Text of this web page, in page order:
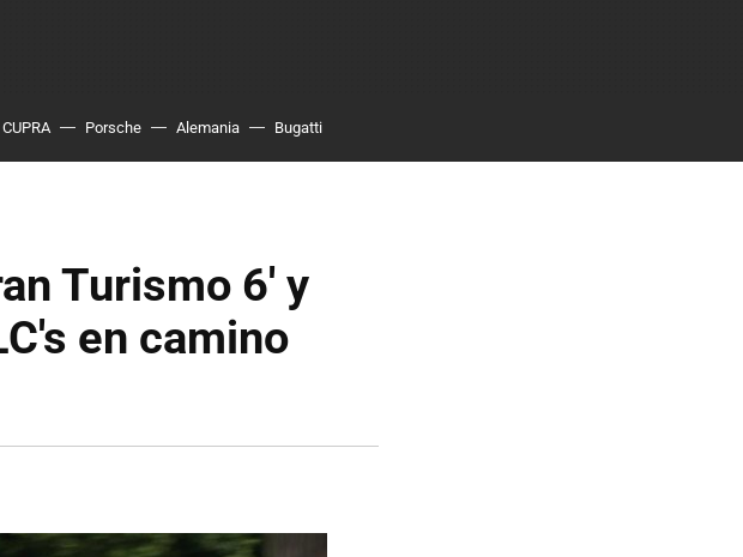
CUPRA Porsche Alemania Bugatti
Turismo 6' y
en camino